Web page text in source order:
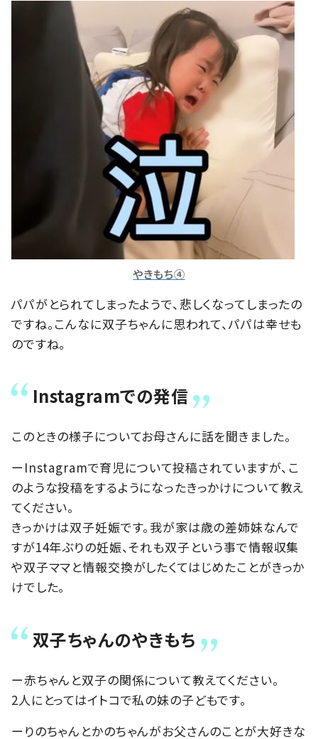
やきもち④
パパがとられてしまったようで、悲しくなってしまったの
ですね。こんなに双子ちゃんに思われて、パパは幸せも
のですね。
Instagramでの発信
このときの様子についてお母さんに話を聞きました。
ーInstagramで育児について投稿されていますが、こ
のような投稿をするようになったきっかけについて教え
てください。
きっかけは双子妊娠です。我が家は歳の差姉妹なんで
すが14年ぶりの妊娠、それも双子という事で情報収集
や双子ママと情報交換がしたくてはじめたことがきっか
けでした。
双子ちゃんのやきもち
ー赤ちゃんと双子の関係について教えてください。
2人にとってはイトコで私の妹の子どもです。
ーりのちゃんとかのちゃんがお父さんのことが大好きな